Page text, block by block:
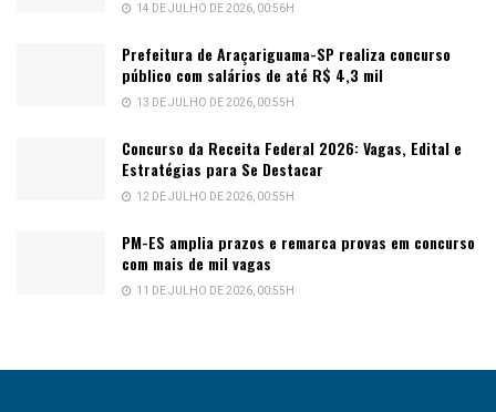
14 DE JULHO DE 2026, 00:56H
Prefeitura de Araçariguama-SP realiza concurso
público com salários de até R$ 4,3 mil
13 DE JULHO DE 2026, 00:55H
Concurso da Receita Federal 2026: Vagas, Edital e
Estratégias para Se Destacar
12 DE JULHO DE 2026, 00:55H
PM-ES amplia prazos e remarca provas em concurso
com mais de mil vagas
11 DE JULHO DE 2026, 00:55H